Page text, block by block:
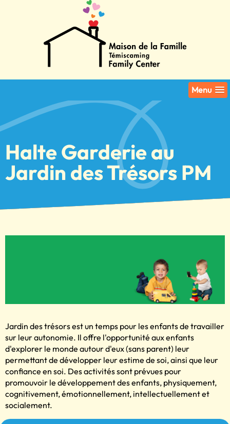
Menu
Halte Garderie au
Jardin des Trésors PM
Jardin des trésors est un temps pour les enfants de travailler
sur leur autonomie. Il offre l'opportunité aux enfants
d'explorer le monde autour d'eux (sans parent) leur
permettant de développer leur estime de soi, ainsi que leur
confiance en soi. Des activités sont prévues pour
promouvoir le développement des enfants, physiquement,
cognitivement, émotionnellement, intellectuellement et
socialement.